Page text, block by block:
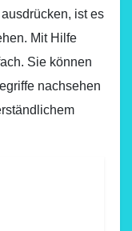
ist es
Mit Hilfe
Sie können
nachsehen